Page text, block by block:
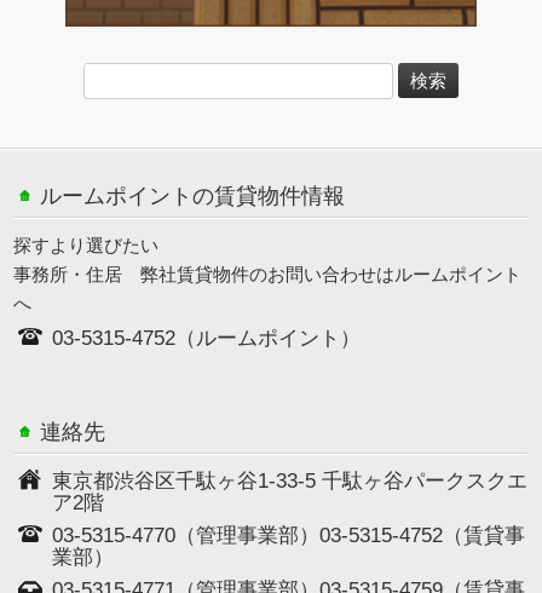
ルームポイントの賃貸物件情報
探すより選びたい
事務所・住居 弊社賃貸物件のお問い合わせはルームポイント
へ
03-5315-4752（ルームポイント）
連絡先
東京都渋谷区千駄ヶ谷1‐33‐5 千駄ヶ谷パークスクエ
ア2階
03-5315-4770（管理事業部）03-5315-4752（賃貸事
業部）